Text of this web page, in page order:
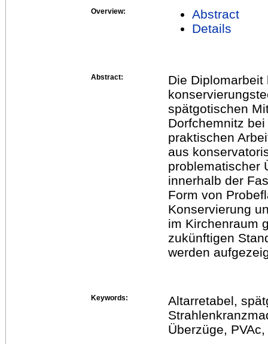
Overview:
Abstract
Details
Abstract:
Die
spätgotischen
Dorfchemnitz
praktischen
aus
problematischer
innerhalb der
Form von
Konservierung
im Kirchenraum
zukünftigen
werden
Keywords:
Altarretabel,
Überzüge,